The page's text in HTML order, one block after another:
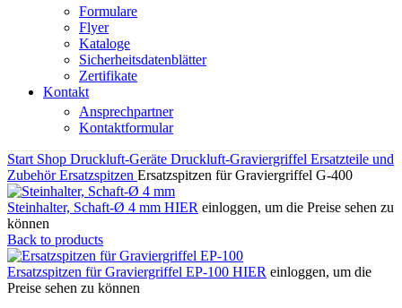
Formulare
Flyer
Kataloge
Sicherheitsdatenblätter
Zertifikate
Kontakt
Ansprechpartner
Kontaktformular
Start Shop Druckluft-Geräte Druckluft-Graviergriffel Ersatzteile und
ZubehörErsatzspitzen Ersatzspitzen für Graviergriffel G-400
Steinhalter, Schaft-Ø 4 mm HIER einloggen, um die Preise sehen zu
können
Back to products
Ersatzspitzen für Graviergriffel EP-100 HIER einloggen, um die
Preise sehen zu können